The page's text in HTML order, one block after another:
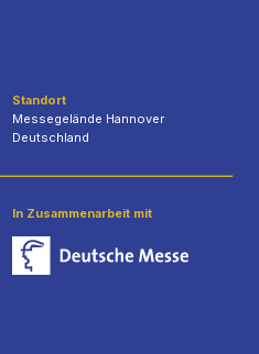
Standort
Messegelände Hannover
Deutschland
In Zusammenarbeit mit